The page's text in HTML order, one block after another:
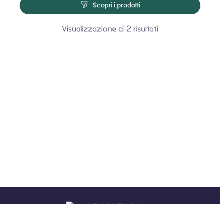
Scopri i prodotti
Visualizzazione di 2 risultati